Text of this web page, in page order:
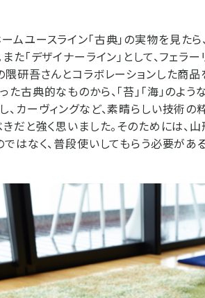
ムユースライン｢古典｣の実物を見た
また｢デザイナーライン｣として、フェ
隈研吾さんとコラボレーションした商
た古典的なものから、｢苔｣「海」のよう
、カーヴィングなど、素晴らしい技術の
きだと強く思いました。そのためには
はなく、普段使いしてもらう必要が